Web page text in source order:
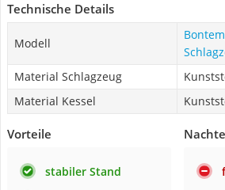
Technische Details
Modell
Material Schlagzeug
Material Kessel
Vorteile
stabiler Stand